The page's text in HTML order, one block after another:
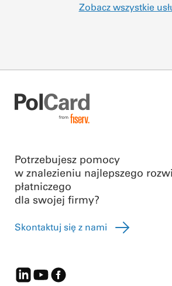
Zobacz wszystkie
Potrzebujesz pomocy
w znalezieniu najlepszego
płatniczego
dla swojej firmy?
Skontaktuj się z nami